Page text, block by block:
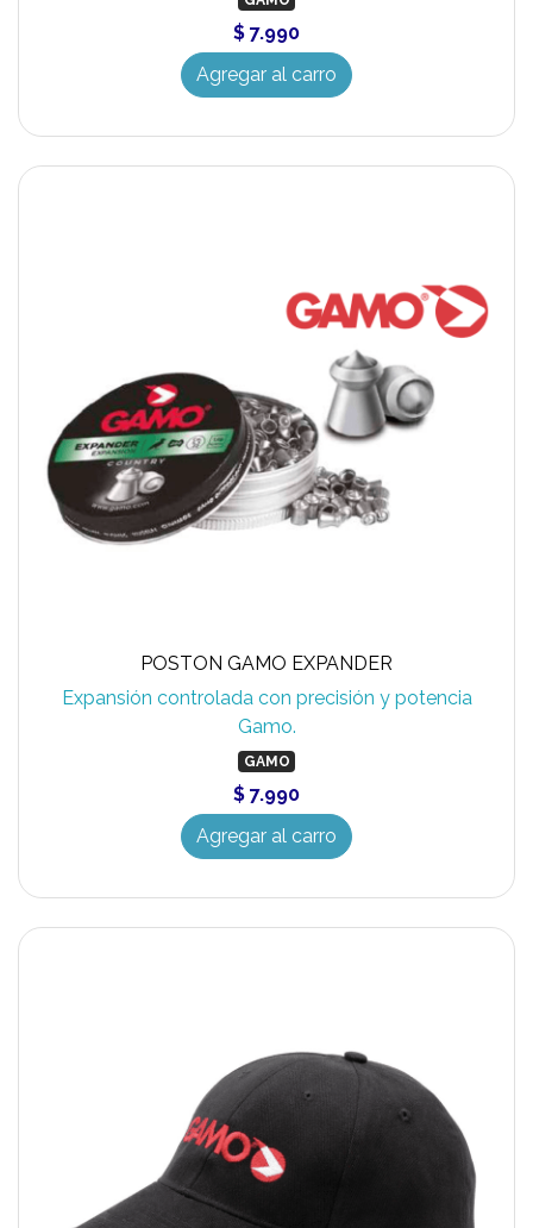
$ 7.990
Agregar al carro
POSTON GAMO EXPANDER
Expansión controlada con precisión y potencia
Gamo.
GAMO
$ 7.990
Agregar al carro